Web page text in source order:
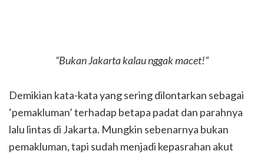
“Bukan Jakarta kalau nggak macet!”
Demikian kata-kata yang sering dilontarkan sebagai
‘pemakluman’ terhadap betapa padat dan parahnya
lalu lintas di Jakarta. Mungkin sebenarnya bukan
pemakluman, tapi sudah menjadi kepasrahan akut